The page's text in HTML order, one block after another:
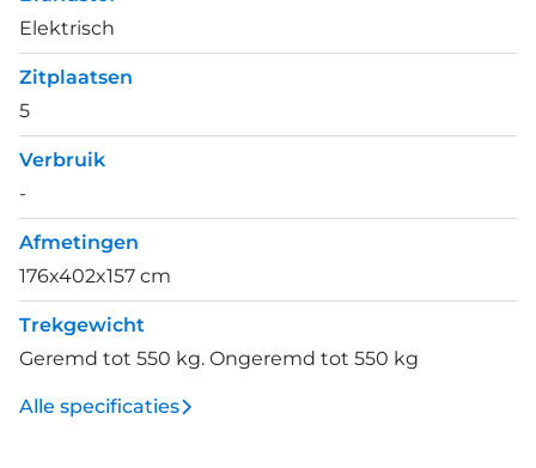
Elektrisch
Zitplaatsen
5
Verbruik
-
Afmetingen
176x402x157 cm
Trekgewicht
Geremd tot 550 kg. Ongeremd tot 550 kg
Alle specificaties